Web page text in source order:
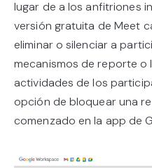
lugar de a los anfitriones
versión gratuita de Meet
eliminar o silenciar a
mecanismos de reporte
actividades de los
opción de bloquear una
comenzado en la app de